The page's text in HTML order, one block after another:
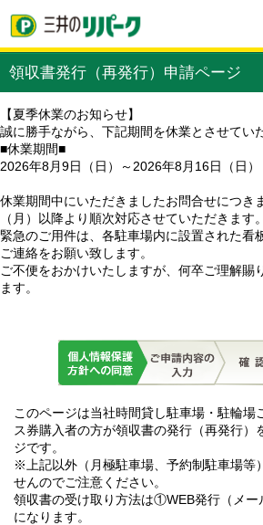
領収書発行（再発行）申請ページ
【夏季休業のお知らせ】
誠に勝手ながら、下記期間を休業とさせてい
■休業期間■
2026年8月9日（日）～2026年8月16日（日）
休業期間中にいただきましたお問合せにつき
（月）以降より順次対応させていただきます
緊急のご用件は、各駐車場内に設置された看
ご連絡をお願い致します。
ご不便をおかけいたしますが、何卒ご理解賜
ます。
このページは当社時間貸し駐車場・駐輪場
ス券購入者の方が領収書の発行（再発行）
ジです。
※上記以外（月極駐車場、予約制駐車場等
せんのでご注意ください。
領収書の受け取り方法は①WEB発行（メ
になります。